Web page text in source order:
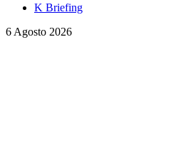
K Briefing
6 Agosto 2026